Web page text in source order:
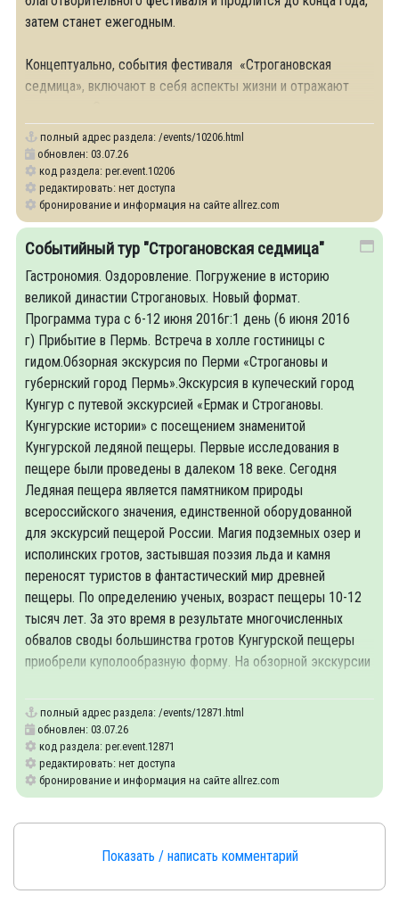
затем станет ежегодным.
Концептуально, события фестиваля «Строгановская
седмица», включают в себя аспекты жизни и отражают
полный адрес раздела: /events/10206.html
обновлен: 03.07.26
код раздела: per.event.10206
редактировать: нет доступа
бронирование и информация на сайте allrez.com
Событийный тур "Строгановская седмица"
Гастрономия. Оздоровление. Погружение в историю
великой династии Строгановых. Новый формат.
Программа тура с 6-12 июня 2016г:1 день (6 июня 2016
г) Прибытие в Пермь. Встреча в холле гостиницы с
гидом.Обзорная экскурсия по Перми «Строгановы и
губернский город Пермь».Экскурсия в купеческий город
Кунгур с путевой экскурсией «Ермак и Строгановы.
Кунгурские истории» с посещением знаменитой
Кунгурской ледяной пещеры. Первые исследования в
пещере были проведены в далеком 18 веке. Сегодня
Ледяная пещера является памятником природы
всероссийского значения, единственной оборудованной
для экскурсий пещерой России. Магия подземных озер и
исполинских гротов, застывшая поэзия льда и камня
переносят туристов в фантастический мир древней
пещеры. По определению ученых, возраст пещеры 10-12
тысяч лет. За это время в результате многочисленных
обвалов своды большинства гротов Кунгурской пещеры
приобрели куполообразную форму. На обзорной экскурсии
полный адрес раздела: /events/12871.html
обновлен: 03.07.26
код раздела: per.event.12871
редактировать: нет доступа
бронирование и информация на сайте allrez.com
Показать / написать комментарий